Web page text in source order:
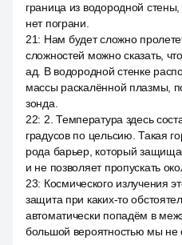
граница из водородной
нет пограни.
21: Нам будет сложно
сложностей можно сказать,
ад. В водородной стенке
массы раскалённой плазмы,
зонда.
22: 2. Температура здесь
градусов по цельсию. Такая
рода барьер, который
и не позволяет пропускать
23: Космического излучения
защита при каких-то
автоматически попадём в
большой вероятностью мы не